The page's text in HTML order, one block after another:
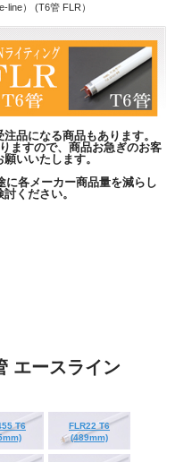
line） (T6管 FLR）
品になる商品もあります。
ますので、商品お急ぎのお客
いいたします。
各メーカー商品量を減らし
ください。
エースライン
T6
FLR22 T6
(489mm)